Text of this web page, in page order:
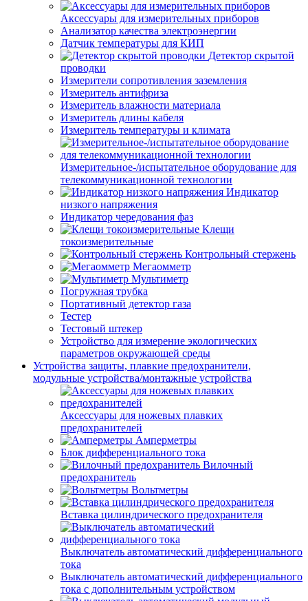
Аксессуары для измерительных приборов
Анализатор качества электроэнергии
Датчик температуры для КИП
Детектор скрытой
проводки
Измерители сопротивления заземления
Измеритель антифриза
Измеритель влажности материала
Измеритель длины кабеля
Измеритель температуры и климата
Измерительное-/испытательное оборудование для
телекоммуникационной технологии
Индикатор
низкого напряжения
Индикатор чередования фаз
Клещи
токоизмерительные
Контрольный стержень
Мегаомметр
Мультиметр
Погружная трубка
Портативный детектор газа
Тестер
Тестовый штекер
Устройство для измерение экологических
параметров окружающей среды
Устройства защиты, плавкие предохранители,
модульные устройства/монтажные устройства
Аксессуары для ножевых плавких
предохранителей
Амперметры
Блок дифференциального тока
Вилочный
предохранитель
Вольтметры
Вставка цилиндрического предохранителя
Выключатель автоматический дифференциального
тока
Выключатель автоматический дифференциального
тока с дополнительным устройством